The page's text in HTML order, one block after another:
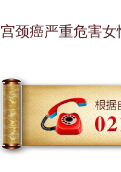
宫颈癌严重危害